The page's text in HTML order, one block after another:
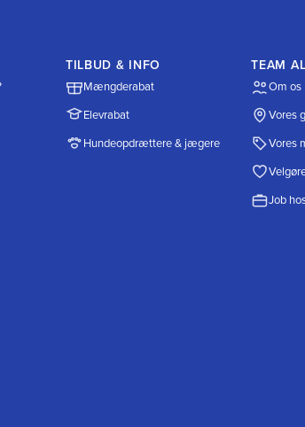
TILBUD & INFO
Mængderabat
Elevrabat
Hundeopdrættere & jægere
TEAM
Om os
Vores
Vores
Job